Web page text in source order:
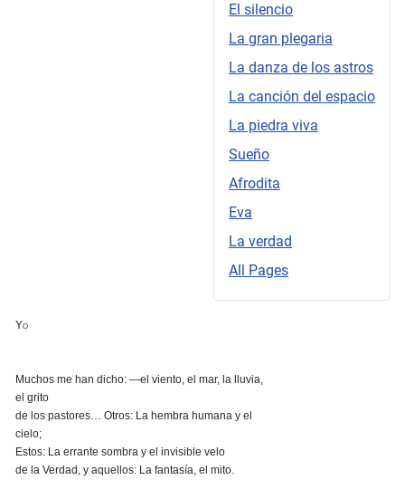
El silencio
La gran plegaria
La danza de los astros
La canción del espacio
La piedra viva
Sueño
Afrodita
Eva
La verdad
All Pages
Yo
Muchos me han dicho: —el viento, el mar, la lluvia,
el grito
de los pastores… Otros: La hembra humana y el
cielo;
Estos: La errante sombra y el invisible velo
de la Verdad, y aquellos: La fantasía, el mito.